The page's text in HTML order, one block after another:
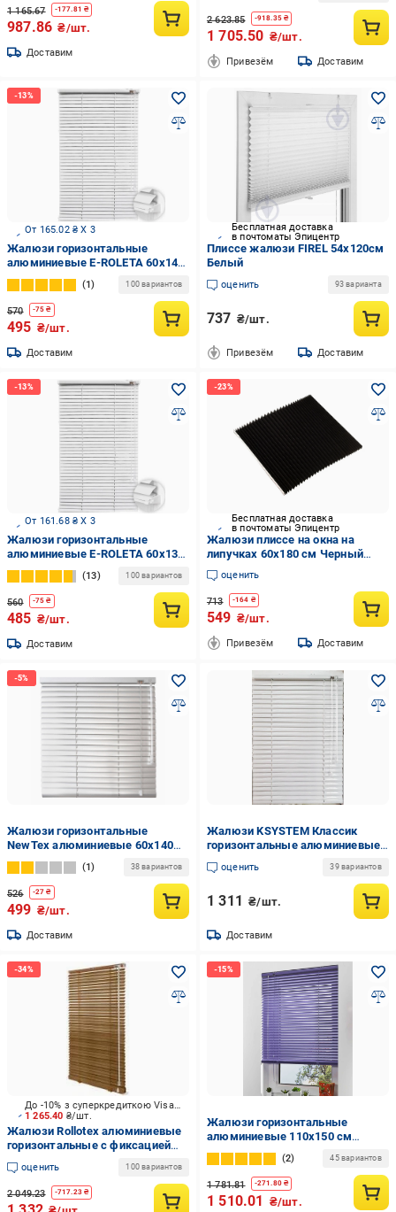
1 165.67 -177.81 ₴
987.86 ₴/шт.
Доставим
2 623.85 -918.35₴
1 705.50 ₴/шт.
Привезём Доставим
От 165.02 ₴ X 3
Жалюзи горизонтальные
алюминиевые E-ROLETA 60х140
см Белый (451-60-140)
1 100 вариантов
570 -75 ₴
495 ₴/шт.
Доставим
Бесплатная доставка
в почтоматы Эпицентр
Плиссе жалюзи FIREL 54х120см
Белый
оценить 93 варианта
737 ₴/шт.
Привезём Доставим
От 161.68 ₴ X 3
Жалюзи горизонтальные
алюминиевые E-ROLETA 60х130
см Белый (451-60-130)
13 100 вариантов
560 -75 ₴
485 ₴/шт.
Доставим
Бесплатная доставка
в почтоматы Эпицентр
Жалюзи плиссе на окна на
липучках 60х180 см Черный
(1010748-Black)
оценить
713 -164 ₴
549 ₴/шт.
Привезём Доставим
Жалюзи горизонтальные
NewTex алюминиевые 60х140
см Белый
1 38 вариантов
526 -27 ₴
499 ₴/шт.
Доставим
Жалюзи KSYSTEM Классик
горизонтальные алюминиевые
130х160 см Белый
(100121300160)
оценить 39 вариантов
1 311 ₴/шт.
Доставим
1 265.40 ₴/шт.
До -10% з суперкредиткою Visa Вигода
Жалюзи Rollotex алюминиевые
горизонтальные с фиксацией
75х140 см Светлый орех
оценить 100 вариантов
2 049.23 -717.23 ₴
Жалюзи горизонтальные
алюминиевые 110х150 см
Фиолетовый (1101501)
2 45 вариантов
1 781.81 -271.80₴
1 510.01 ₴/шт.